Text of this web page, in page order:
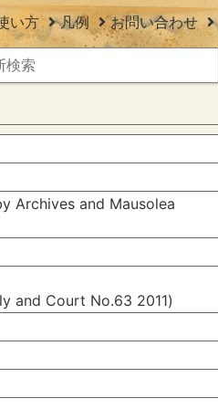
い方 凡例 お問い合わせ
Archives and Mausolea
and Court No.63 2011)